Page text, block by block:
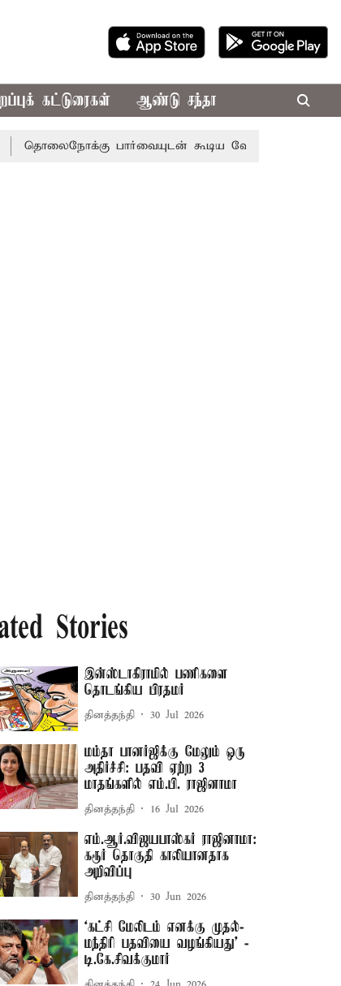
கட்டுரைகள் ஆண்டு சந்தா
பார்வையுடன் கூடிய வேளாண் பட்ஜெட்: முதல்-
Stories
இன்ஸ்டாகிராமில் பணிகளை
தொடங்கிய பிரதமர்
தினத்தந்தி 30 Jul 2026
மம்தா பானர்ஜிக்கு மேலும் ஒரு
அதிர்ச்சி: பதவி ஏற்ற 3
மாதங்களில் எம்.பி. ராஜினாமா
தினத்தந்தி 16 Jul 2026
எம்.ஆர்.விஜயபாஸ்கர் ராஜினாமா:
கரூர் தொகுதி காலியானதாக
அறிவிப்பு
தினத்தந்தி 30 Jun 2026
‘கட்சி மேலிடம் எனக்கு முதல்-
மந்திரி பதவியை வழங்கியது’ -
டி.கே.சிவக்குமார்